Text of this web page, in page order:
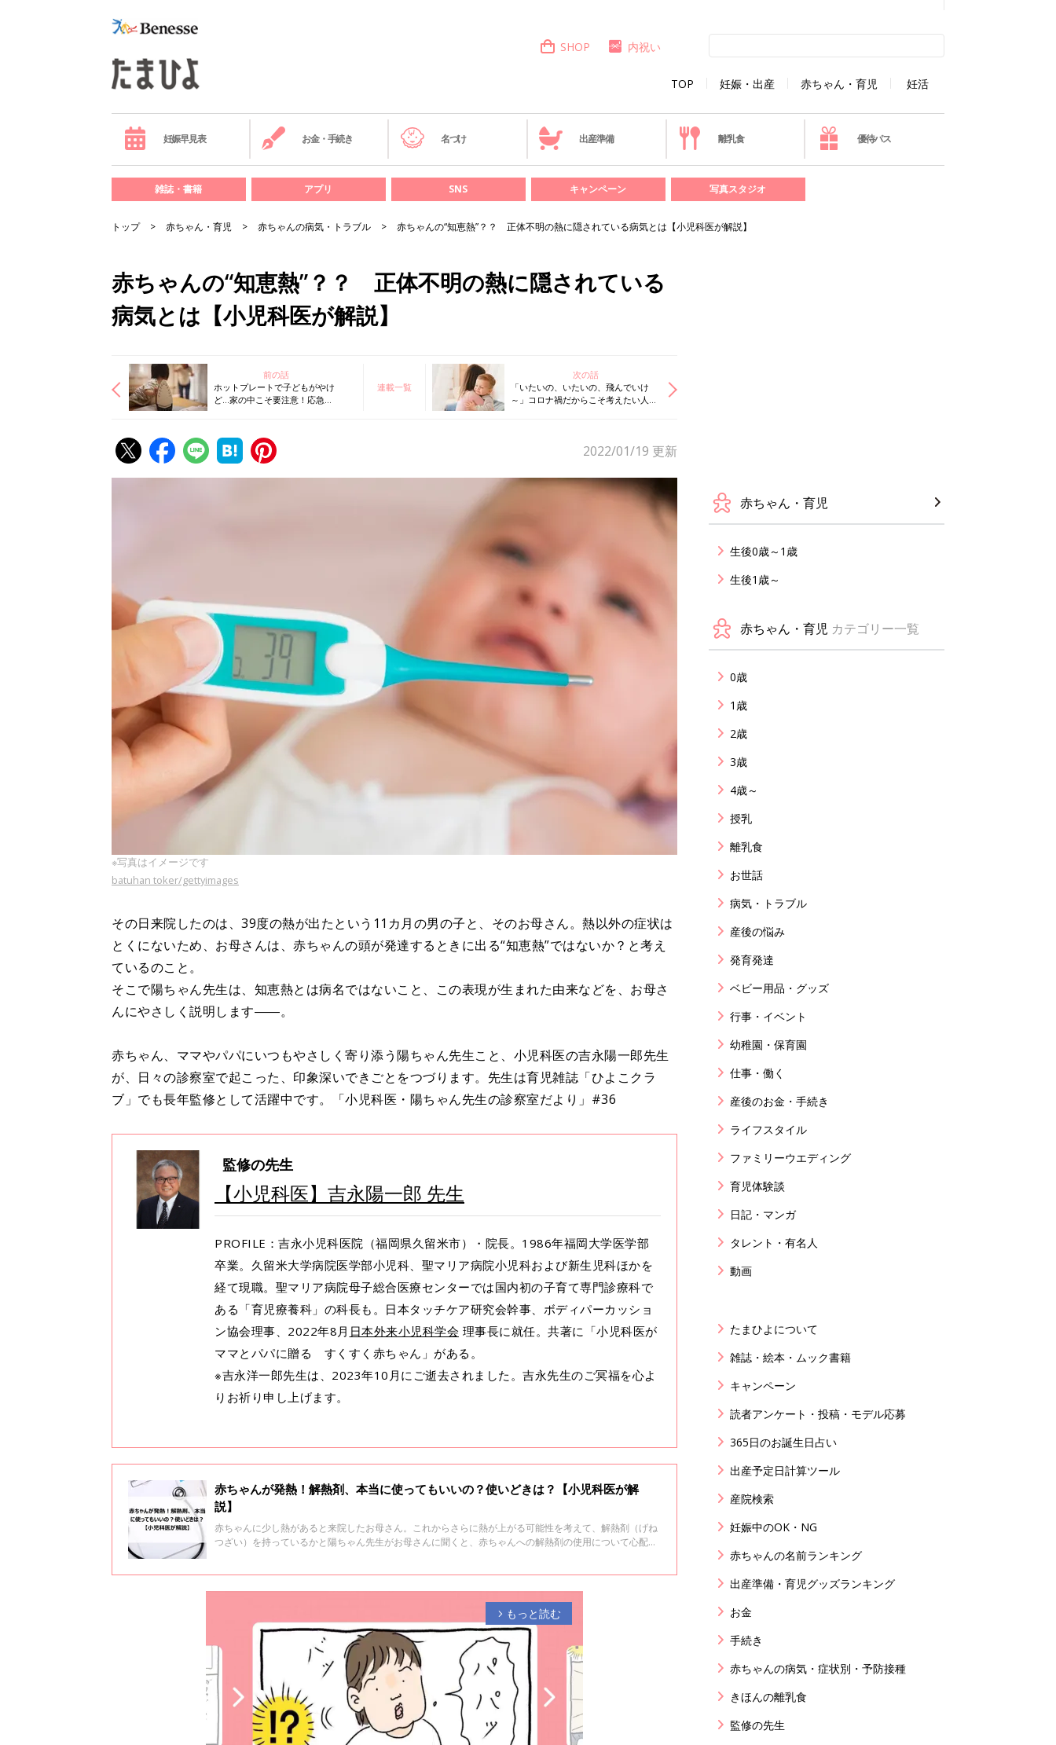
TOP 妊娠・出産 赤ちゃん・育児 妊活
SHOP 内祝い
妊娠早見表 お金・手続き 名づけ 出産準備 離乳食 優待パス
雑誌・書籍 アプリ SNS キャンペーン 写真スタジオ
トップ 赤ちゃん・育児 赤ちゃんの病気・トラブル 赤ちゃんの“知恵熱”？？ 正体不明の熱に隠されている病気とは【小児科医が解説】
赤ちゃんの“知恵熱”？？ 正体不明の熱に隠されている
病気とは【小児科医が解説】
前の話
ホットプレートで子どもがやけ
ど…家の中こそ要注意！応急処
連載一覧
次の話
「いたいの、いたいの、飛んでいけ
～」コロナ禍だからこそ考えたい人と
2022/01/19 更新
※写真はイメージです
batuhan toker/gettyimages
その日来院したのは、39度の熱が出たという11カ月の男の子と、そのお母さん。熱以外の症状は
とくにないため、お母さんは、赤ちゃんの頭が発達するときに出る“知恵熱”ではないか？と考え
ているのこと。
そこで陽ちゃん先生は、知恵熱とは病名ではないこと、この表現が生まれた由来などを、お母さ
んにやさしく説明します――。
赤ちゃん、ママやパパにいつもやさしく寄り添う陽ちゃん先生こと、小児科医の吉永陽一郎先生
が、日々の診察室で起こった、印象深いできごとをつづります。先生は育児雑誌「ひよこクラ
ブ」でも長年監修として活躍中です。「小児科医・陽ちゃん先生の診察室だより」#36
監修の先生
【小児科医】吉永陽一郎 先生
PROFILE：吉永小児科医院（福岡県久留米市）・院長。1986年福岡大学医学部
卒業。久留米大学病院医学部小児科、聖マリア病院小児科および新生児科ほかを
経て現職。聖マリア病院母子総合医療センターでは国内初の子育て専門診療科で
ある「育児療養科」の科長も。日本タッチケア研究会幹事、ボディパーカッショ
ン協会理事、2022年8月 日本外来小児科学会 理事長に就任。共著に「小児科医が
ママとパパに贈る すくすく赤ちゃん」がある。
※吉永洋一郎先生は、2023年10月にご逝去されました。吉永先生のご冥福を心よ
りお祈り申し上げます。
赤ちゃんが発熱！解熱剤、本当に使ってもいいの？使いどきは？【小児科医が解
説】
赤ちゃんに少し熱があると来院したお母さん。これからさらに熱が上がる可能性を考えて、解熱剤（げね
つざい）を持っているかと陽ちゃん先生がお母さんに聞くと、赤ちゃんへの解熱剤の使用について心配し
arrow_forward_ios もっと読む
赤ちゃん・育児
生後0歳～1歳
生後1歳～
赤ちゃん・育児 カテゴリー一覧
0歳
1歳
2歳
3歳
4歳～
授乳
離乳食
お世話
病気・トラブル
産後の悩み
発育発達
ベビー用品・グッズ
行事・イベント
幼稚園・保育園
仕事・働く
産後のお金・手続き
ライフスタイル
ファミリーウエディング
育児体験談
日記・マンガ
タレント・有名人
動画
たまひよについて
雑誌・絵本・ムック書籍
キャンペーン
読者アンケート・投稿・モデル応募
365日のお誕生日占い
出産予定日計算ツール
産院検索
妊娠中のOK・NG
赤ちゃんの名前ランキング
出産準備・育児グッズランキング
お金
手続き
赤ちゃんの病気・症状別・予防接種
きほんの離乳食
監修の先生